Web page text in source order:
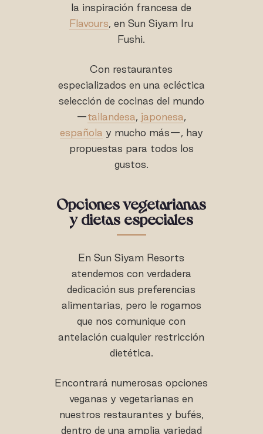
la inspiración francesa de
Flavours, en Sun Siyam Iru
Fushi.
Con restaurantes
especializados en una ecléctica
selección de cocinas del mundo
—tailandesa, japonesa,
española y mucho más—, hay
propuestas para todos los
gustos.
Opciones vegetarianas
y dietas especiales
En Sun Siyam Resorts
atendemos con verdadera
dedicación sus preferencias
alimentarias, pero le rogamos
que nos comunique con
antelación cualquier restricción
dietética.
Encontrará numerosas opciones
veganas y vegetarianas en
nuestros restaurantes y bufés,
dentro de una amplia variedad